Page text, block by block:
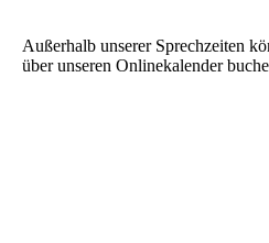
Außerhalb unserer Sprechzeiten
über unseren Onlinekalender